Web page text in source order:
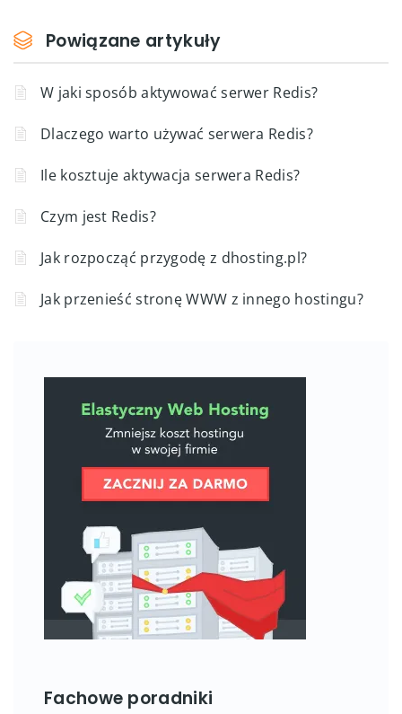
Powiązane artykuły
W jaki sposób aktywować serwer Redis?
Dlaczego warto używać serwera Redis?
Ile kosztuje aktywacja serwera Redis?
Czym jest Redis?
Jak rozpocząć przygodę z dhosting.pl?
Jak przenieść stronę WWW z innego hostingu?
Fachowe poradniki